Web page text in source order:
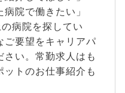
病院で働きたい」
病院を探してい
ご要望をキャリアパ
さい。常勤求人はも
ットのお仕事紹介も